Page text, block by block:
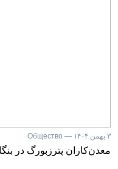
۳ بهمن ۱۴۰۴ — Общество
معدن‌کاران پترزبورگ در